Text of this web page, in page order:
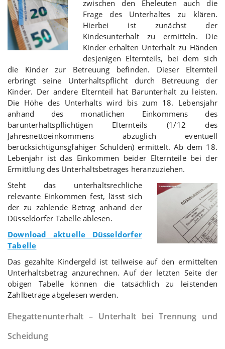
zwischen den Eheleuten auch die
Frage des Unterhaltes zu klären.
Hierbei ist zunächst der
Kindesunterhalt zu ermitteln. Die
Kinder erhalten Unterhalt zu Händen
desjenigen Elternteils, bei dem sich
die Kinder zur Betreuung befinden. Dieser Elternteil
erbringt seine Unterhaltspflicht durch Betreuung der
Kinder. Der andere Elternteil hat Barunterhalt zu leisten.
Die Höhe des Unterhalts wird bis zum 18. Lebensjahr
anhand des monatlichen Einkommens des
barunterhaltspflichtigen Elternteils (1/12 des
Jahresnettoeinkommens abzüglich eventuell
berücksichtigunsgfähiger Schulden) ermittelt. Ab dem 18.
Lebenjahr ist das Einkommen beider Elternteile bei der
Ermittlung des Unterhaltsbetrages heranzuziehen.
Steht das unterhaltsrechliche
relevante Einkommen fest, lässt sich
der zu zahlende Betrag anhand der
Düsseldorfer Tabelle ablesen.
Download aktuelle Düsseldorfer
Tabelle
Das gezahlte Kindergeld ist teilweise auf den ermittelten
Unterhaltsbetrag anzurechnen. Auf der letzten Seite der
obigen Tabelle können die tatsächlich zu leistenden
Zahlbeträge abgelesen werden.
Ehegattenunterhalt – Unterhalt bei Trennung und
Scheidung